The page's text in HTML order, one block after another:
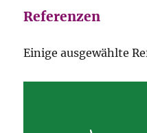
Referenzen
Einige ausgewählte